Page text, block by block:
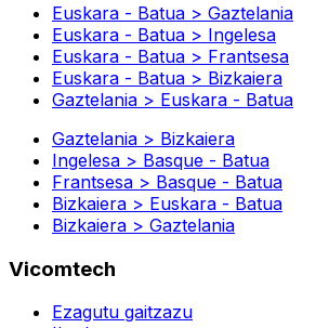
Euskara - Batua > Gaztelania
Euskara - Batua > Ingelesa
Euskara - Batua > Frantsesa
Euskara - Batua > Bizkaiera
Gaztelania > Euskara - Batua
Gaztelania > Bizkaiera
Ingelesa > Basque - Batua
Frantsesa > Basque - Batua
Bizkaiera > Euskara - Batua
Bizkaiera > Gaztelania
Vicomtech
Ezagutu gaitzazu